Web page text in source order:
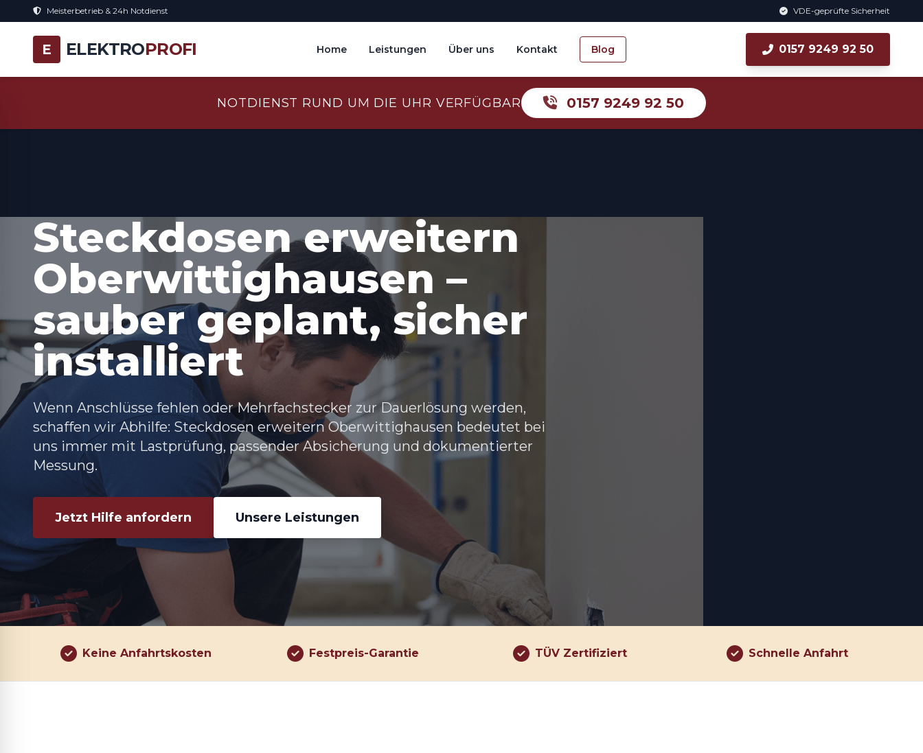
Meisterbetrieb & 24h Notdienst VDE-geprüfte Sicherheit
E ELEKTROPROFI Home Leistungen Über uns Kontakt Blog 0157 9249 92 50
NOTDIENST RUND UM DIE UHR VERFÜGBAR 0157 9249 92 50
Steckdosen erweitern
Oberwittighausen –
sauber geplant, sicher
installiert
Wenn Anschlüsse fehlen oder Mehrfachstecker zur Dauerlösung werden,
schaffen wir Abhilfe: Steckdosen erweitern Oberwittighausen bedeutet bei
uns immer mit Lastprüfung, passender Absicherung und dokumentierter
Messung.
Jetzt Hilfe anfordern Unsere Leistungen
Keine Anfahrtskosten Festpreis-Garantie TÜV Zertifiziert Schnelle Anfahrt